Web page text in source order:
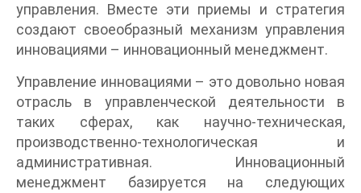
управления. Вместе эти приемы и стратегия
создают своеобразный механизм управления
инновациями – инновационный менеджмент.
Управление инновациями – это довольно новая
отрасль в управленческой деятельности в
таких сферах, как научно-техническая,
производственно-технологическая и
административная. Инновационный
менеджмент базируется на следующих